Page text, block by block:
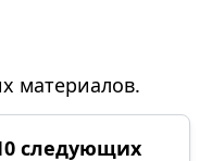
материалов.
следующих